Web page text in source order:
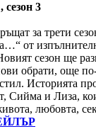
3
за трети
от
сезон ще
обрати, още
Историята
и Лиза,
любовта,